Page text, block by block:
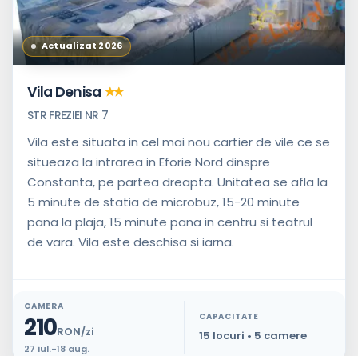
Actualizat 2026
Vila Denisa
STR FREZIEI NR 7
Vila este situata in cel mai nou cartier de vile ce se
situeaza la intrarea in Eforie Nord dinspre
Constanta, pe partea dreapta. Unitatea se afla la
5 minute de statia de microbuz, 15-20 minute
pana la plaja, 15 minute pana in centru si teatrul
de vara. Vila este deschisa si iarna.
CAMERA
210RON/zi
27 iul.-18 aug.
CAPACITATE
15 locuri • 5 camere